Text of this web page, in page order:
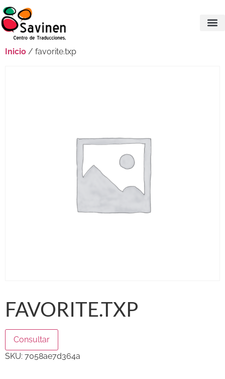
Inicio / favorite.txp
FAVORITE.TXP
Consultar
SKU: 7058ae7d364a